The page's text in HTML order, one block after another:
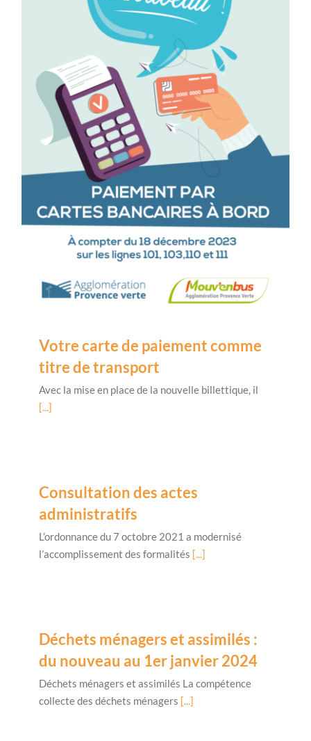
Votre carte de paiement comme
titre de transport
Avec la mise en place de la nouvelle billettique, il
[...]
Consultation des actes
administratifs
L’ordonnance du 7 octobre 2021 a modernisé
l’accomplissement des formalités [...]
Déchets ménagers et assimilés :
du nouveau au 1er janvier 2024
Déchets ménagers et assimilés La compétence
collecte des déchets ménagers [...]